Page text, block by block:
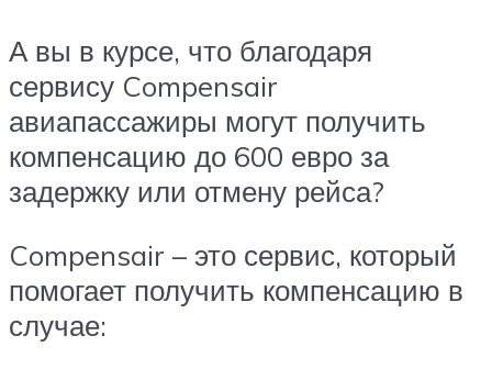
А вы в курсе, что благодаря
сервису Compensair
авиапассажиры могут получить
компенсацию до 600 евро за
задержку или отмену рейса?
Compensair – это сервис, который
помогает получить компенсацию в
случае: